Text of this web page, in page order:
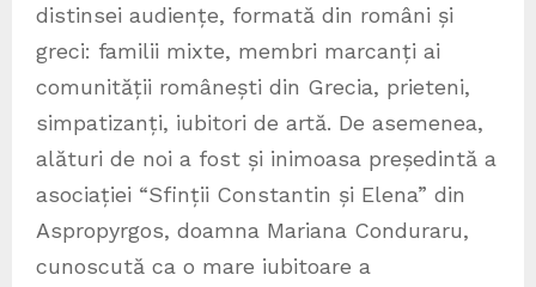
distinsei audiențe, formată din români și
greci: familii mixte, membri marcanți ai
comunității românești din Grecia, prieteni,
simpatizanți, iubitori de artă. De asemenea,
alături de noi a fost și inimoasa președintă a
asociației “Sfinții Constantin și Elena” din
Aspropyrgos, doamna Mariana Conduraru,
cunoscută ca o mare iubitoare a